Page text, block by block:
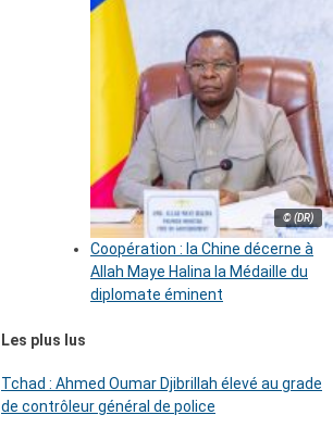
© (DR)
Coopération : la Chine décerne à
Allah Maye Halina la Médaille du
diplomate éminent
Les plus lus
Tchad : Ahmed Oumar Djibrillah élevé au grade
de contrôleur général de police